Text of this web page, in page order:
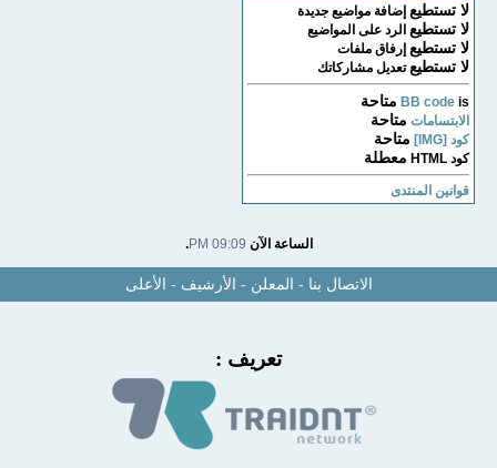
لا تستطيعإضافة مواضيع جديدة
لا تستطيعالرد على المواضيع
لا تستطيعإرفاق ملفات
لا تستطيعتعديل مشاركاتك
BB codeis متاحة
الابتسامات متاحة
كود [IMG] متاحة
كود HTML معطلة
قوانين المنتدى
الساعة الآن09:09 PM
.
الاتصال بنا-المعلن-الأرشيف -الأعلى
تعريف :